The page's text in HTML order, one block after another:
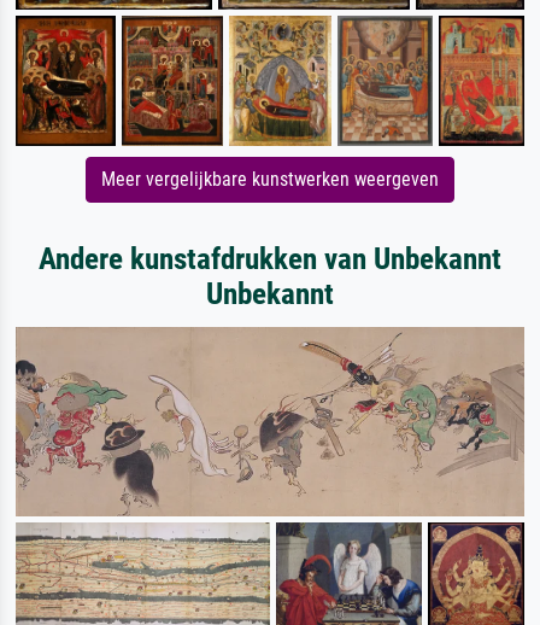
Meer vergelijkbare kunstwerken weergeven
Andere kunstafdrukken van Unbekannt
Unbekannt